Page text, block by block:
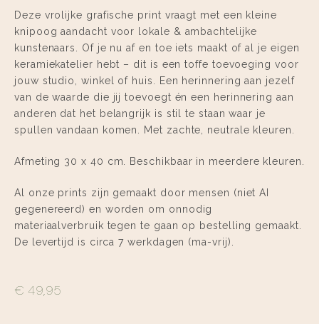
Deze vrolijke grafische print vraagt met een kleine
knipoog aandacht voor lokale & ambachtelijke
kunstenaars. Of je nu af en toe iets maakt of al je eigen
keramiekatelier hebt – dit is een toffe toevoeging voor
jouw studio, winkel of huis. Een herinnering aan jezelf
van de waarde die jij toevoegt én een herinnering aan
anderen dat het belangrijk is stil te staan waar je
spullen vandaan komen. Met zachte, neutrale kleuren.
Afmeting 30 x 40 cm. Beschikbaar in meerdere kleuren.
Al onze prints zijn gemaakt door mensen (niet AI
gegenereerd) en worden om onnodig
materiaalverbruik tegen te gaan op bestelling gemaakt.
De levertijd is circa 7 werkdagen (ma-vrij).
€ 49,95